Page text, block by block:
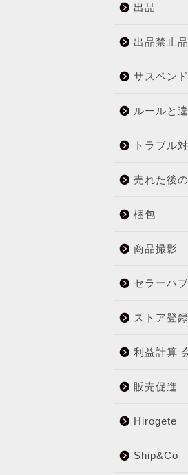
出品
出品禁止品
サスペンド
ルールと
トラブル
売れた後
梱包
商品撮影
セラーハブ
ストア登録
利益計算
販売促進
Hirogete
Ship&Co